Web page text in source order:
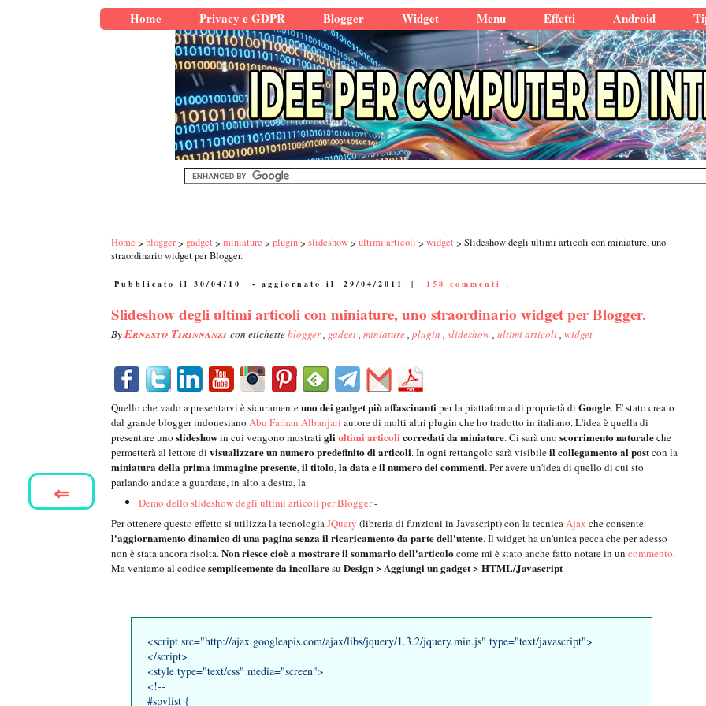
Home Privacy e GDPR Blogger Widget Menu Effetti Android
Home blogger gadget miniature plugin slideshow ultimi articoli widget
Slideshow degli ultimi articoli con miniature, uno
straordinario widget per Blogger.
Pubblicato il 30/04/10 - aggiornato il 29/04/2011 | 158 commenti :
Slideshow degli ultimi articoli con miniature, uno straordinario widget per Blogger.
ByErnesto Tirinnanzi con etichetteblogger, gadget, miniature, plugin , slideshow, ultimi articoli, widget
Quello che vado a presentarvi è sicuramenteuno dei gadget più affascinantiper la piattaforma di proprietà di Google. E' stato creato
dal grande blogger indonesiano Abu Farhan Albanjari autore di molti altri plugin che ho tradotto in italiano. L'idea è quella di
presentare uno slideshowin cui vengono mostrati gliultimi articoli corredati da miniature. Ci sarà uno scorrimento naturaleche
permetterà al lettore di visualizzare un numero predefinito di articoli. In ogni rettangolo sarà visibileil collegamento al postcon la
miniatura della prima immagine presente, il titolo, la data e il numero dei commenti.Per avere un'idea di quello di cui sto
parlando andate a guardare, in alto a destra, la
Demo dello slideshow degli ultimi articoli per Blogger-
Per ottenere questo effetto si utilizza la tecnologiaJQuery (libreria di funzioni in Javascript) con la tecnicaAjax che consente
l'aggiornamento dinamico di una pagina senza il ricaricamento da parte dell'utente. Il widget ha un'unica pecca che per adesso
non è stata ancora risolta.Non riesce cioè a mostrare il sommario dell'articolo come mi è stato anche fatto notare in un commento.
Ma veniamo al codicesemplicemente da incollaresu Design > Aggiungi un gadget > HTML/Javascript
<script src="http://ajax.googleapis.com/ajax/libs/jquery/1.3.2/jquery.min.js" type="text/javascript">
</script>
<style type="text/css" media="screen">
<!--
#spylist {
⇐